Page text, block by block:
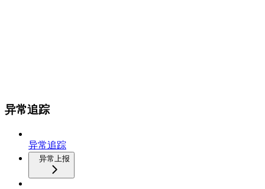
异常追踪
异常追踪
异常上报